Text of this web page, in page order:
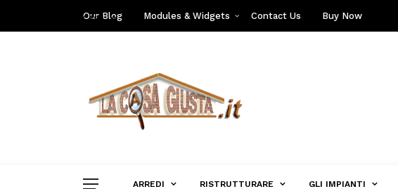
Our Blog Modules & Widgets Contact Us Buy Now
ARREDI RISTRUTTURARE GLI IMPIANTI
VIVERE LA CASA